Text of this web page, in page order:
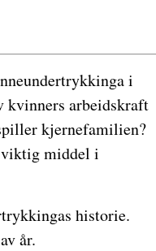
i
kvinners arbeidskraft
kjernefamilien?
viktig middel i
historie.
år.